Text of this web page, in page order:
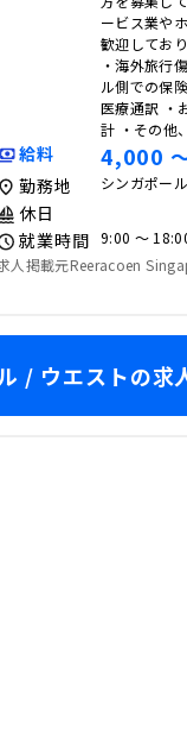
ービス業や
歓迎してお
・海外旅⾏
ル側での保
医療通訳 ・
計 ・その他
給料 4,000
勤務地 シンガポー
休日
就業時間 9:00 〜
人掲載元Reeracoen
/ ウエストの求